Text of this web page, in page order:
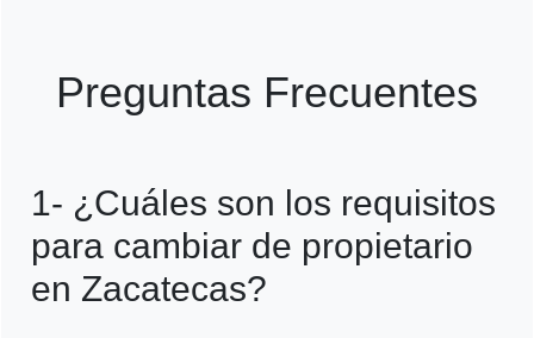
Preguntas Frecuentes
1- ¿Cuáles son los requisitos
para cambiar de propietario
en Zacatecas?